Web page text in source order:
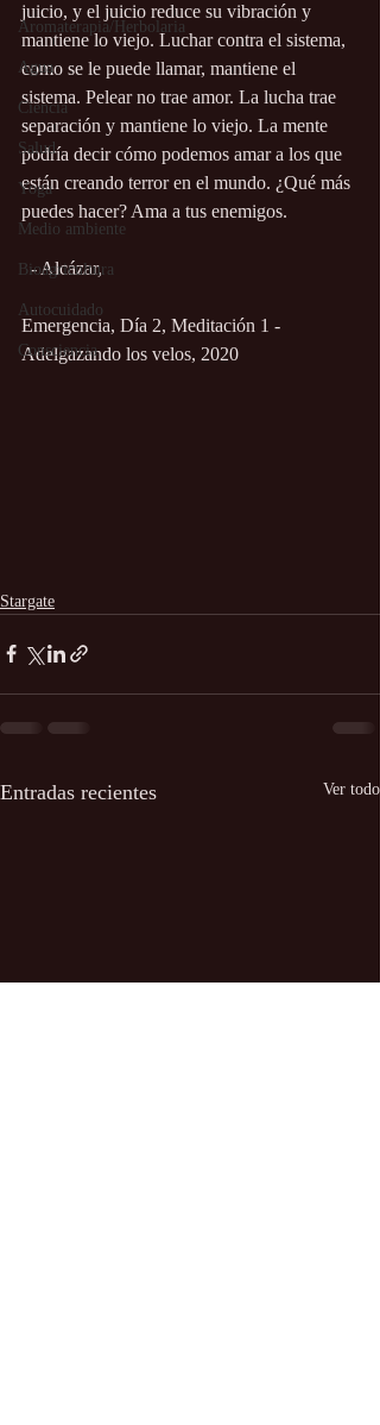
Aromaterapia/Herbolaria
Agua
Ciencia
Salud
Yoga
Medio ambiente
Bioagricultura
Autocuidado
Consciencia
juicio, y el juicio reduce su vibración y
mantiene lo viejo. Luchar contra el sistema,
como se le puede llamar, mantiene el
sistema. Pelear no trae amor. La lucha trae
separación y mantiene lo viejo. La mente
podría decir cómo podemos amar a los que
están creando terror en el mundo. ¿Qué más
puedes hacer? Ama a tus enemigos.
  - Alcázar,
Emergencia, Día 2, Meditación 1 -
Adelgazando los velos, 2020
Stargate
Entradas recientes Ver todo